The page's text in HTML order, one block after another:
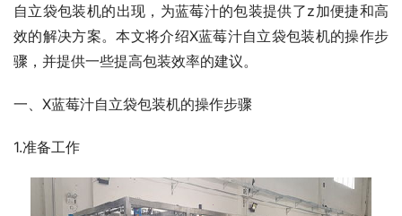
自立袋包装机的出现，为蓝莓汁的包装提供了z加便捷和高
效的解决方案。本文将介绍X蓝莓汁自立袋包装机的操作步
骤，并提供一些提高包装效率的建议。
一、X蓝莓汁自立袋包装机的操作步骤
1.准备工作